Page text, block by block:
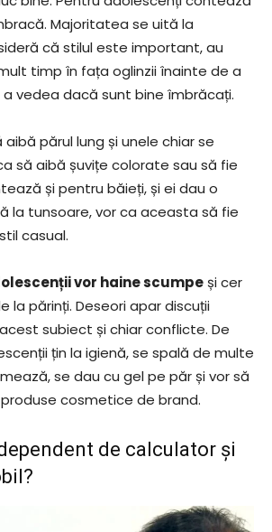
Majoritatea se uită la
că stilul este important, au
timp în fața oglinzii înainte de a
vedea dacă sunt bine îmbrăcați.
părul lung și unele chiar se
să aibă șuvițe colorate sau să fie
și pentru băieți, și ei dau o
la tunsoare, vor ca aceasta să fie
casual.
vor haine scumpeși cer
la părinți. Deseori apar discuții
subiect și chiar conflicte. De
țin la igienă, se spală de multe
se dau cu gel pe păr și vor să
cosmetice de brand.
de calculator și